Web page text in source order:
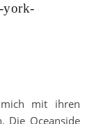
york-
mit ihren
Die Oceanside